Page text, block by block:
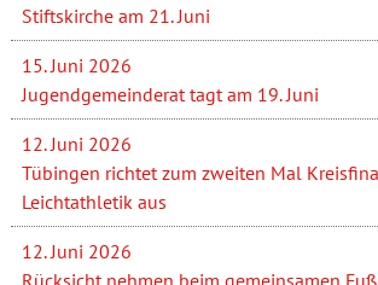
Stiftskirche am 21. Juni
15. Juni 2026
Jugendgemeinderat tagt am 19. Juni
12. Juni 2026
Tübingen richtet zum zweiten Mal
Leichtathletik aus
12. Juni 2026
Rücksicht nehmen beim gemeinsamen